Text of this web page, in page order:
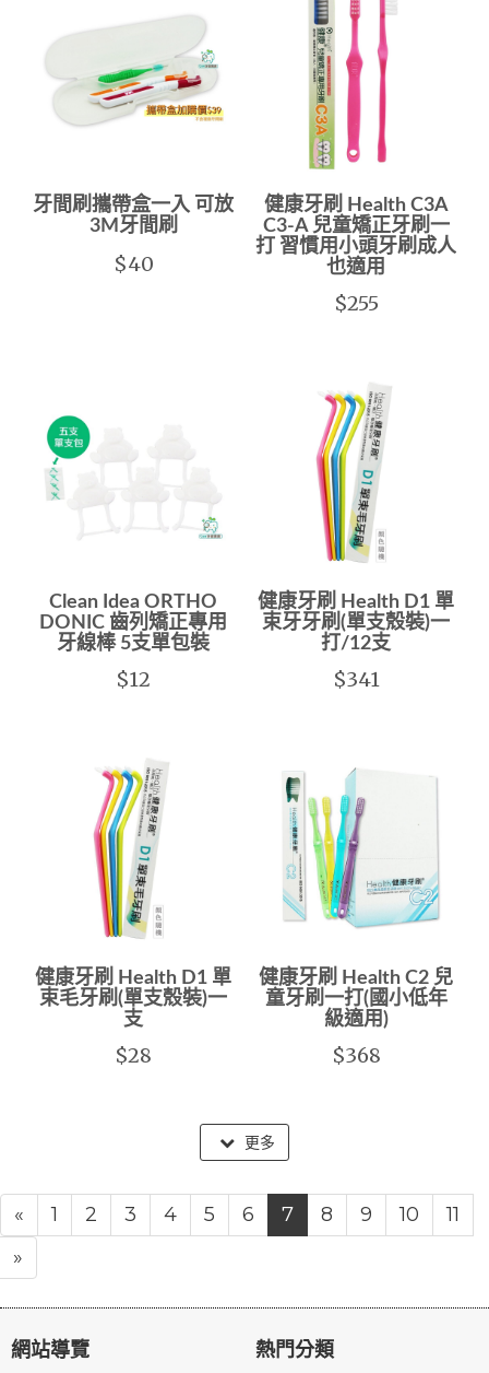
牙間刷攜帶盒一入 可放
3M牙間刷
$40
健康牙刷 Health C3A
C3-A 兒童矯正牙刷一
打 習慣用小頭牙刷成人
也適用
$255
Clean Idea ORTHO
DONIC 齒列矯正專用
牙線棒 5支單包裝
$12
健康牙刷 Health D1 單
束牙牙刷(單支殼裝)一
打/12支
$341
健康牙刷 Health D1 單
束毛牙刷(單支殼裝)一
支
$28
健康牙刷 Health C2 兒
童牙刷一打(國小低年
級適用)
$368
更多
« 1 2 3 4 5 6 7 8 9 10
11
»
網站導覽 熱門分類